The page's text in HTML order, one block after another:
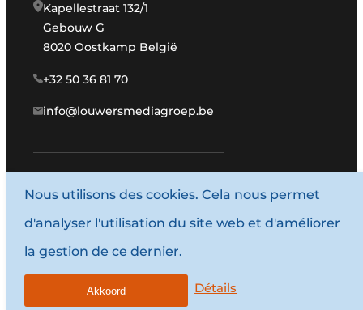
Kapellestraat 132/1
Gebouw G
8020 Oostkamp België
+32 50 36 81 70
info@louwersmediagroep.be
www.louwersmediagroep.com
© 1987 - 2026 Louwersmediagroep.
Termes et conditions
Nous utilisons des cookies. Cela nous permet
d'analyser l'utilisation du site web et d'améliorer
la gestion de ce dernier.
Détails
Akkoord